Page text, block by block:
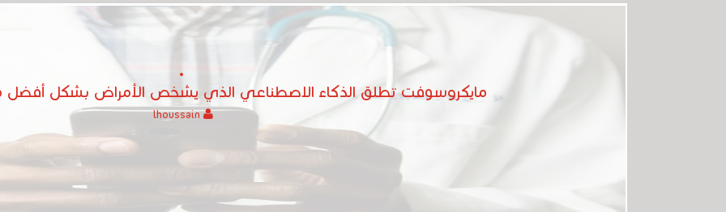
مايكروسوفت تطلق الذكاء الاصطناعي الذي يشخص الأمراض بشكل أفضل من
lhoussain